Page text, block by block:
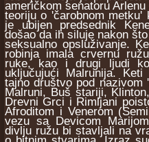
američkom senatoru
teoriju o 'čarobnom
je ubijen predsednik
došao da ih siluje nakon
seksualno opsluživanje.
robinja imala crvernu
ruke, kao i drugi ljudi
uključujući Malrunija.
tajno društvo pod
Malruni, Buš stariji,
Drevni Grci i Rimljani
Afroditom i Venerom
vezu sa Devicom
divlju ružu bi stavljali na